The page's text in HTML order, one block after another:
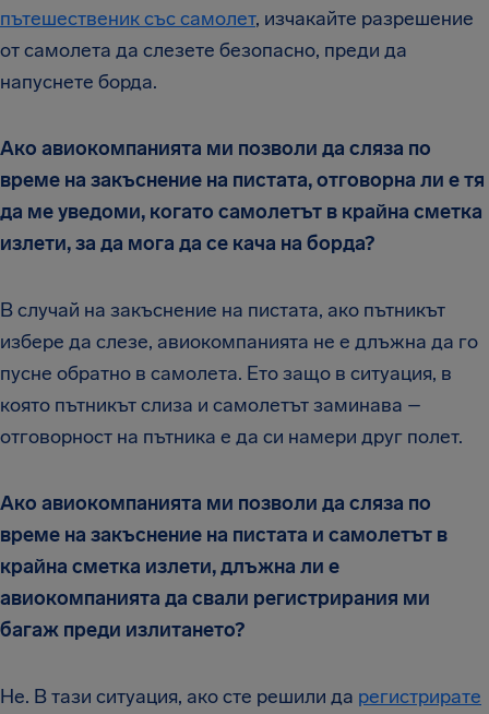
пътешественик със самолет, изчакайте разрешение
от самолета да слезете безопасно, преди да
напуснете борда.
Ако авиокомпанията ми позволи да сляза по
време на закъснение на пистата, отговорна ли е тя
да ме уведоми, когато самолетът в крайна сметка
излети, за да мога да се кача на борда?
В случай на закъснение на пистата, ако пътникът
избере да слезе, авиокомпанията не е длъжна да го
пусне обратно в самолета. Ето защо в ситуация, в
която пътникът слиза и самолетът заминава –
отговорност на пътника е да си намери друг полет.
Ако авиокомпанията ми позволи да сляза по
време на закъснение на пистата и самолетът в
крайна сметка излети, длъжна ли е
авиокомпанията да свали регистрирания ми
багаж преди излитането?
Не. В тази ситуация, ако сте решили да регистрирате